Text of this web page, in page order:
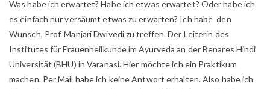
Was habe ich erwartet? Habe ich etwas erwartet? Oder habe ich
es einfach nur versäumt etwas zu erwarten? Ich habe den
Wunsch, Prof. Manjari Dwivedi zu treffen. Der Leiterin des
Institutes für Frauenheilkunde im Ayurveda an der Benares Hindi
Universität (BHU) in Varanasi. Hier möchte ich ein Praktikum
machen. Per Mail habe ich keine Antwort erhalten. Also habe ich